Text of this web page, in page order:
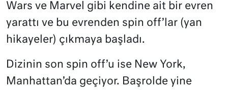
Wars ve Marvel gibi kendine ait bir evren
yarattı ve bu evrenden spin off’lar (yan
hikayeler) çıkmaya başladı.
Dizinin son spin off’u ise New York,
Manhattan’da geçiyor. Başrolde yine